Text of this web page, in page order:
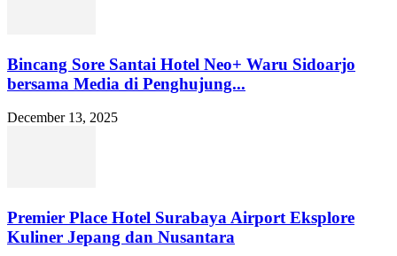
Bincang Sore Santai Hotel Neo+ Waru Sidoarjo
bersama Media di Penghujung...
December 13, 2025
Premier Place Hotel Surabaya Airport Eksplore
Kuliner Jepang dan Nusantara